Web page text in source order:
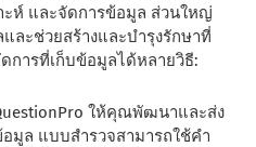
ะห์ และจัดการข้อมูล ส่วนใหญ่
ละช่วยสร้างและบํารุงรักษาที่
การที่เก็บข้อมูลได้หลายวิธี:
ให้คุณพัฒนาและส่ง
มูล แบบสํารวจสามารถใช้คํา